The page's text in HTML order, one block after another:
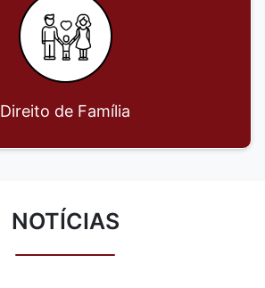
Direito de Família
NOTÍCIAS